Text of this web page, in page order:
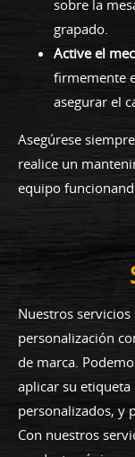
sobre la
grapado.
Active el
firmemente
asegurar el
Asegúrese
realice un
equipo
Nuestros
personalización
de marca.
aplicar su
personalizados, y
Con nuestros